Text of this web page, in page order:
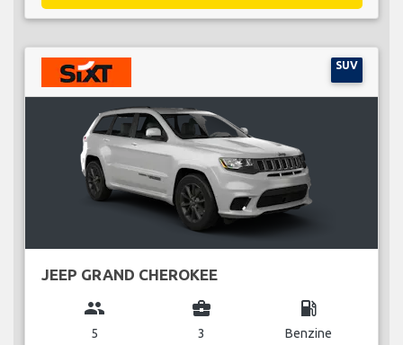
SUV
JEEP GRAND CHEROKEE
group
5
business_center
3
local_gas_station
Benzine